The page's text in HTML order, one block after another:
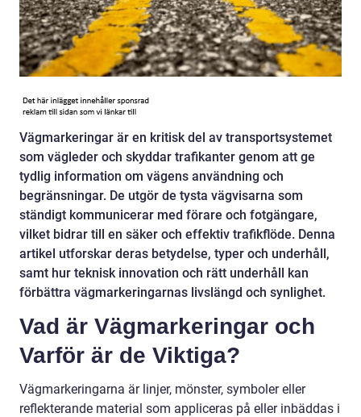
Vägmarkeringar är en kritisk del av transportsystemet
som vägleder och skyddar trafikanter genom att ge
tydlig information om vägens användning och
begränsningar. De utgör de tysta vägvisarna som
ständigt kommunicerar med förare och fotgängare,
vilket bidrar till en säker och effektiv trafikflöde. Denna
artikel utforskar deras betydelse, typer och underhåll,
samt hur teknisk innovation och rätt underhåll kan
förbättra vägmarkeringarnas livslängd och synlighet.
Vad är Vägmarkeringar och
Varför är de Viktiga?
Vägmarkeringarna är linjer, mönster, symboler eller
reflekterande material som appliceras på eller inbäddas i